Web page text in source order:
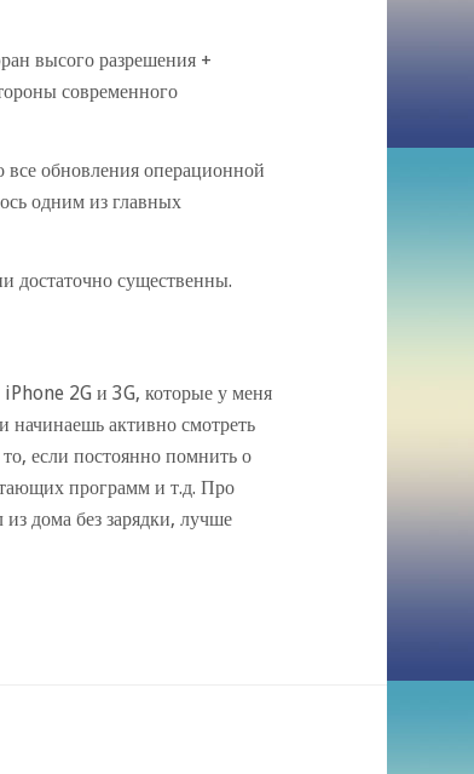
высого разрешения +
современного
обновления операционной
одним из главных
достаточно существенны.
2G и 3G, которые у меня
начинаешь активно смотреть
если постоянно помнить о
программ и т.д. Про
дома без зарядки, лучше